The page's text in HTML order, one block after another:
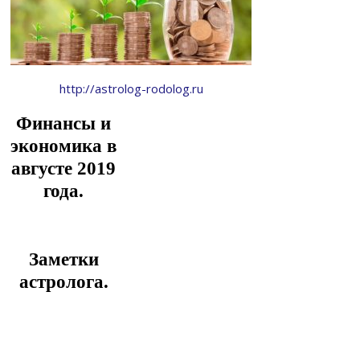
http://astrolog-rodolog.ru
Финансы и
экономика в
августе 2019
года.
Заметки
астролога.